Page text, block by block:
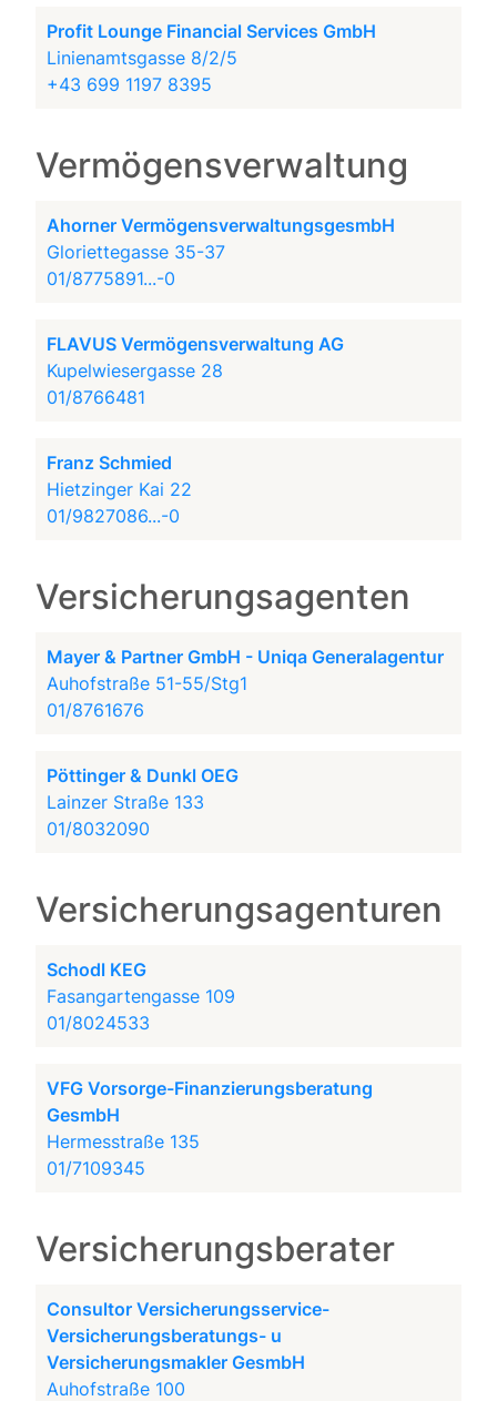
Profit Lounge Financial Services GmbH
Linienamtsgasse 8/2/5
+43 699 1197 8395
Vermögensverwaltung
Ahorner VermögensverwaltungsgesmbH
Gloriettegasse 35-37
01/8775891...-0
FLAVUS Vermögensverwaltung AG
Kupelwiesergasse 28
01/8766481
Franz Schmied
Hietzinger Kai 22
01/9827086...-0
Versicherungsagenten
Mayer & Partner GmbH - Uniqa Generalagentur
Auhofstraße 51-55/Stg1
01/8761676
Pöttinger & Dunkl OEG
Lainzer Straße 133
01/8032090
Versicherungsagenturen
Schodl KEG
Fasangartengasse 109
01/8024533
VFG Vorsorge-Finanzierungsberatung
GesmbH
Hermesstraße 135
01/7109345
Versicherungsberater
Consultor Versicherungsservice-
Versicherungsberatungs- u
Versicherungsmakler GesmbH
Auhofstraße 100